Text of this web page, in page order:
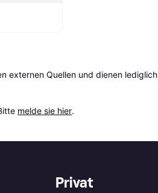
externen Quellen und dienen lediglich
melde sie hier.
Privat